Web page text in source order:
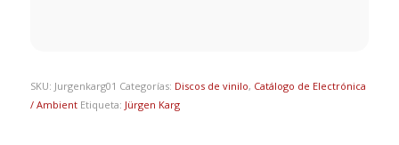
SKU: Jurgenkarg01 Categorías: Discos de vinilo, Catálogo de Electrónica
/ Ambient Etiqueta: Jürgen Karg